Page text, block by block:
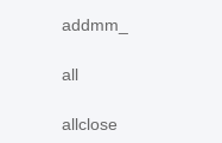
addmm_
all
allclose